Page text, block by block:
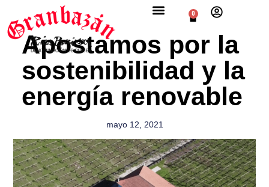
0
Apostamos por la
sostenibilidad y la
energía renovable
mayo 12, 2021